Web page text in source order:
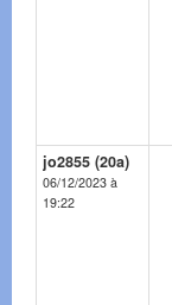
jo2855 (20a)
06/12/2023 à
19:22